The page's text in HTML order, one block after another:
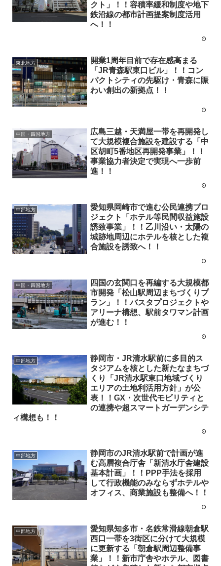
クト」！！容積率緩和制度や地下
鉄沿線の都市計画提案制度活用
へ！！
東北地方
開業1周年目前で存在感高まる
「JR青森駅東口ビル」！！コン
パクトシティの先駆け・青森に賑
わい創出の新拠点！！
中国・四国地方
広島三越・天満屋一帯を再開発し
て大規模複合施設を建設する「中
区胡町5番地区再開発事業」！！
事業協力者決定で実現へ一歩前
進！！
中部地方
愛知県岡崎市で進む公民連携プロ
ジェクト「ホテル等民間収益施設
誘致事業」！！乙川沿い・太陽の
城跡地周辺にホテルを核とした複
合施設を誘致へ！！
中国・四国地方
四国の玄関口を再編する大規模都
市開発「松山駅周辺まちづくりプ
ラン」！！バスタプロジェクトや
アリーナ構想、駅前タワマン計画
が進む！！
中部地方
静岡市・JR清水駅前に多目的ス
タジアムを核とした新たなまちづ
くり「JR清水駅東口地域づくり
エリアの土地利活用方針」が公
表！！GX・次世代モビリティと
の連携や超スマートガーデンシテ
ィ構想も！！
中部地方
静岡市のJR清水駅前で計画が進
む高層複合庁舎「新清水庁舎建設
基本計画」！！PPP手法を採用
して行政機能のみならずホテルや
オフィス、商業施設も整備へ！！
中部地方
愛知県知多市・名鉄常滑線朝倉駅
西口一帯を3街区に分けて大規模
に更新する「朝倉駅周辺整備事
業」！！新市庁舎やホテル、図書